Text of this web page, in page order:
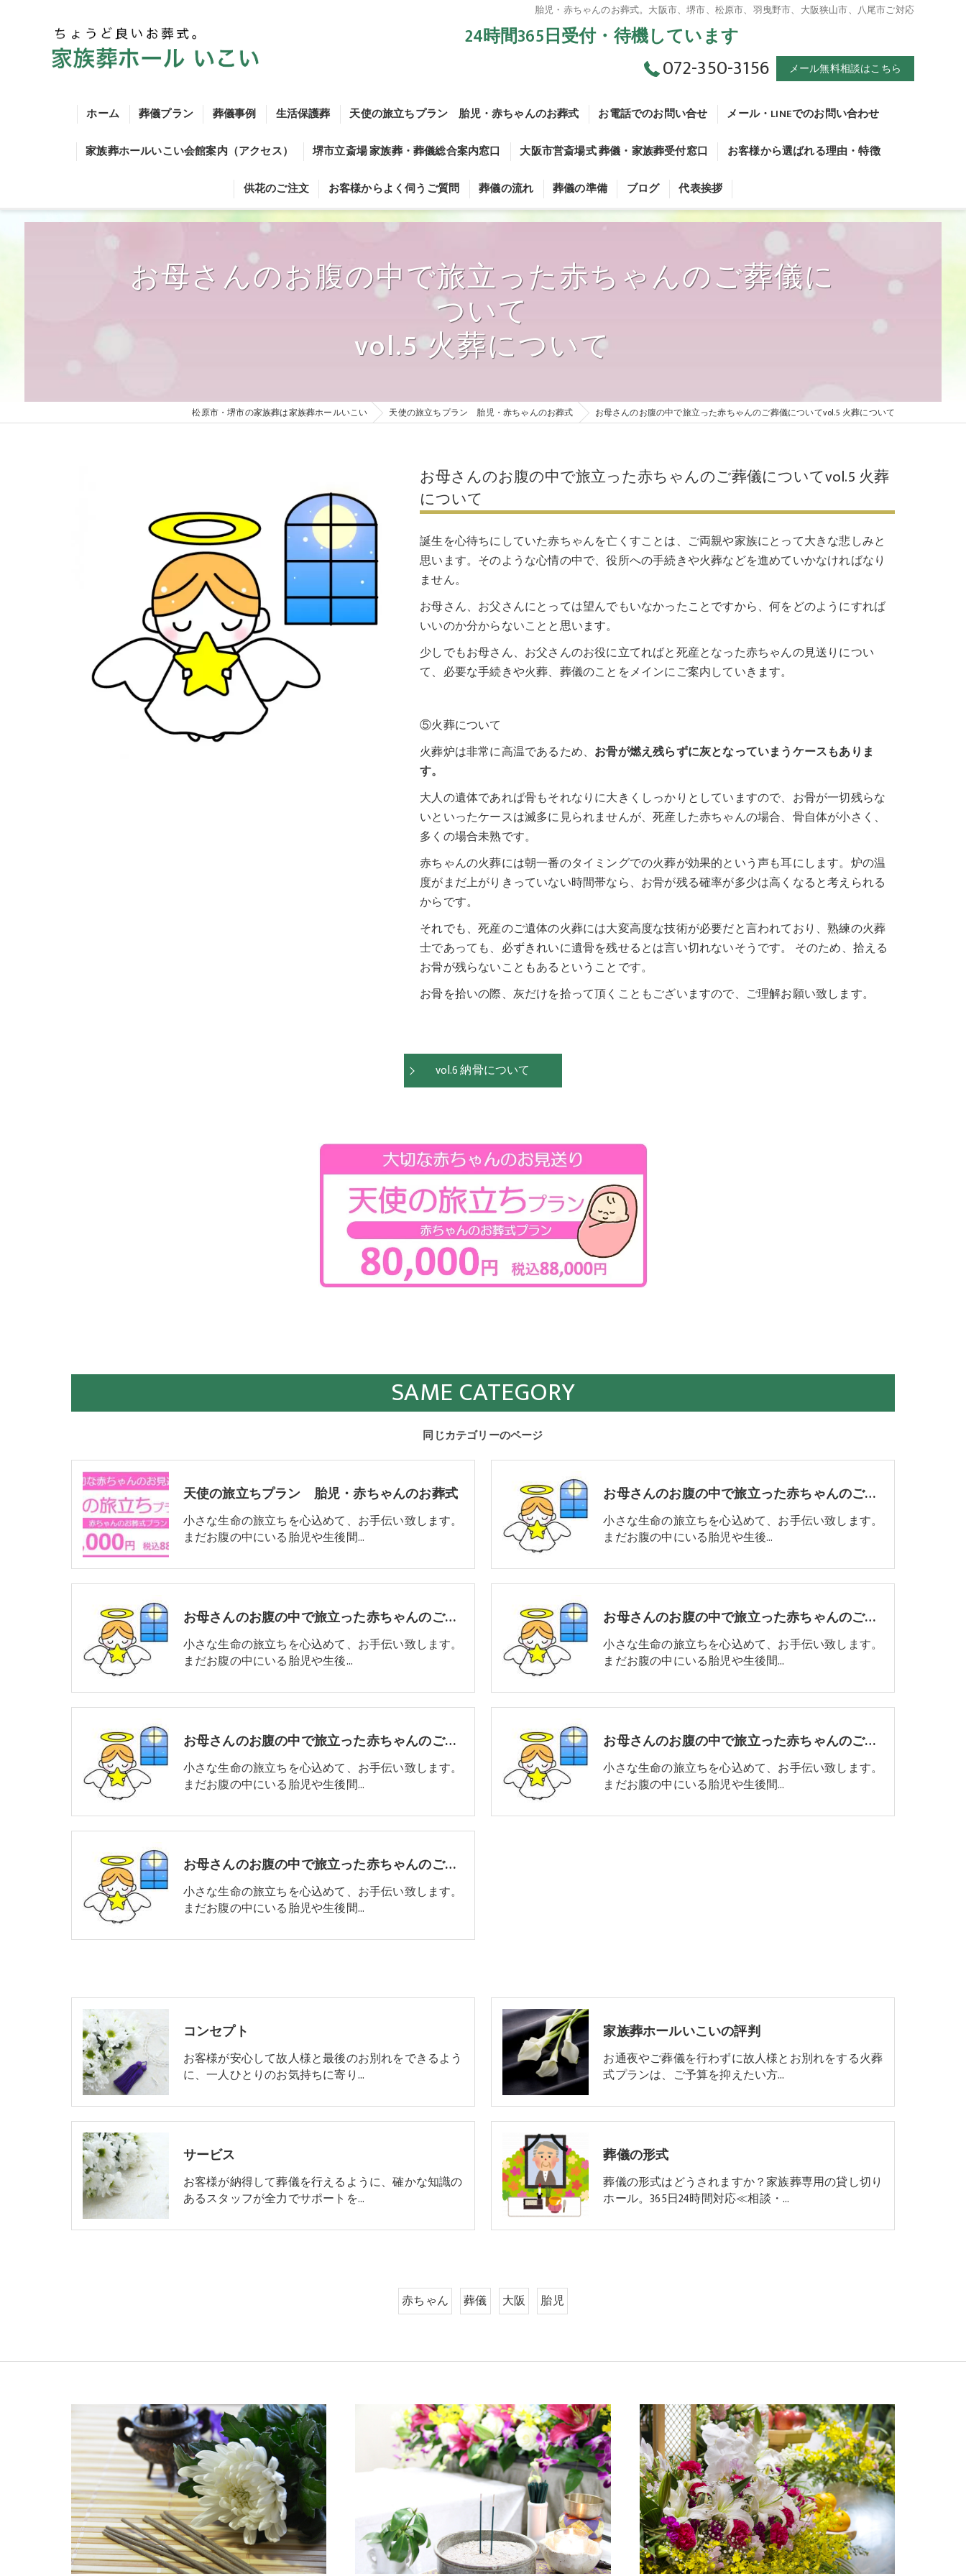
胎児・赤ちゃんのお葬式。大阪市、堺市、松原市、羽曳野市、大阪狭山市、八尾市ご対応
24時間365日受付・待機しています
072-350-3156 メール無料相談はこちら
ホーム 葬儀プラン
一日葬プラン
家族葬シンプルプラン
葬儀事例 生活保護葬 天使の旅立ちプラン 胎児・赤ちゃんのお葬式
お母さんのお腹の中で旅立った赤ちゃんのご葬儀についてvol.1 死産とは
お母さんのお腹の中で旅立った赤ちゃんのご葬儀についてvol.2 火葬手続きについて
お母さんのお腹の中で旅立った赤ちゃんのご葬儀についてvol.3 葬儀について
お母さんのお腹の中で旅立った赤ちゃんのご葬儀についてvol.4 副葬品について
お母さんのお腹の中で旅立った赤ちゃんのご葬儀についてvol.5 火葬について
お母さんのお腹の中で旅立った赤ちゃんのご葬儀についてvol.6 納骨について
お母さんのお腹の中で旅立った赤ちゃんのご葬儀についてvol.7 水子供養とは
お電話でのお問い合せ メール・LINEでのお問い合わせ
家族葬ホールいこい会館案内（アクセス） 堺市立斎場 家族葬・葬儀総合案内窓口
堺斎場 葬儀・家族葬お電話での問い合せ
堺斎場 メールでのお問い合わせ
堺市立斎場 葬儀プラン
市営斎場 火葬式9.8プラン
市営斎場 火葬式17プラン
市営斎場 一日葬27プラン
市営斎場 家族葬38プラン
市営斎場 家族葬58プラン
市営斎場 いこい68プラン
市営斎場 いこい88プラン
市営斎場 いこい108プラン
市営斎場 いこい128プラン
市営斎場 胡蝶158プラン
堺市民 生活保護葬
堺市立斎場 おすすめ理由
堺市立斎場のよく伺うご質問
堺市立斎場 葬儀の流れ
堺市立斎場 お葬式のご準備
ご宗旨ご宗派の確認
葬儀社と打合せの時に、必要なもの
ご遺影のお写真を選ぶ
棺の中に入れてあげる物
お葬式のお声掛け
大阪市営斎場式 葬儀・家族葬受付窓口
【大阪市営斎場】葬儀・家族葬問合せ窓口
お客様から選ばれる理由・特徴
供花のご注文 お客様からよく伺うご質問 葬儀の流れ 葬儀の準備
葬儀の形式
戒名の付け方
ご安置先
葬儀までに必要な現金
副葬品
参列者のリストアップ
ブログ 代表挨拶
お母さんのお腹の中で旅立った赤ちゃんのご葬儀に
ついて
vol.5 火葬について
松原市・堺市の家族葬は家族葬ホールいこい 天使の旅立ちプラン 胎児・赤ちゃんのお葬式 お母さんのお腹の中で旅立った赤ちゃんのご葬儀についてvol.5 火葬について
お母さんのお腹の中で旅立った赤ちゃんのご葬儀についてvol.5 火葬
について
誕生を心待ちにしていた赤ちゃんを亡くすことは、ご両親や家族にとって大きな悲しみと
思います。そのような心情の中で、役所への手続きや火葬などを進めていかなければなり
ません。
お母さん、お父さんにとっては望んでもいなかったことですから、何をどのようにすれば
いいのか分からないことと思います。
少しでもお母さん、お父さんのお役に立てればと死産となった赤ちゃんの見送りについ
て、必要な手続きや火葬、葬儀のことをメインにご案内していきます。
⑤火葬について
火葬炉は非常に高温であるため、 お骨が燃え残らずに灰となっていまうケースもありま
す。
大人の遺体であれば骨もそれなりに大きくしっかりとしていますので、お骨が一切残らな
いといったケースは滅多に見られませんが、死産した赤ちゃんの場合、骨自体が小さく、
多くの場合未熟です。
赤ちゃんの火葬には朝一番のタイミングでの火葬が効果的という声も耳にします。炉の温
度がまだ上がりきっていない時間帯なら、お骨が残る確率が多少は高くなると考えられる
からです。
それでも、死産のご遺体の火葬には大変高度な技術が必要だと言われており、熟練の火葬
士であっても、必ずきれいに遺骨を残せるとは言い切れないそうです。 そのため、拾える
お骨が残らないこともあるということです。
お骨を拾いの際、灰だけを拾って頂くこともございますので、ご理解お願い致します。
vol.6 納骨について
同じカテゴリーのページ
SAME CATEGORY
天使の旅立ちプラン 胎児・赤ちゃんのお葬式
小さな生命の旅立ちを心込めて、お手伝い致します。
まだお腹の中にいる胎児や生後間…
お母さんのお腹の中で旅立った赤ちゃんのご葬儀についてvol.1 死産とは
小さな生命の旅立ちを心込めて、お手伝い致します。
まだお腹の中にいる胎児や生後…
お母さんのお腹の中で旅立った赤ちゃんのご葬儀についてvol.2 火葬手続きについて
小さな生命の旅立ちを心込めて、お手伝い致します。
まだお腹の中にいる胎児や生後…
お母さんのお腹の中で旅立った赤ちゃんのご葬儀についてvol.3 葬儀について
小さな生命の旅立ちを心込めて、お手伝い致します。
まだお腹の中にいる胎児や生後間…
お母さんのお腹の中で旅立った赤ちゃんのご葬儀についてvol.4 副葬品について
小さな生命の旅立ちを心込めて、お手伝い致します。
まだお腹の中にいる胎児や生後間…
お母さんのお腹の中で旅立った赤ちゃんのご葬儀についてvol.6 納骨について
小さな生命の旅立ちを心込めて、お手伝い致します。
まだお腹の中にいる胎児や生後間…
お母さんのお腹の中で旅立った赤ちゃんのご葬儀についてvol.7 水子供養とは
小さな生命の旅立ちを心込めて、お手伝い致します。
まだお腹の中にいる胎児や生後間…
コンセプト
お客様が安心して故人様と最後のお別れをできるよう
に、一人ひとりのお気持ちに寄り…
家族葬ホールいこいの評判
お通夜やご葬儀を行わずに故人様とお別れをする火葬
式プランは、ご予算を抑えたい方…
サービス
お客様が納得して葬儀を行えるように、確かな知識の
あるスタッフが全力でサポートを…
葬儀の形式
葬儀の形式はどうされますか？家族葬専用の貸し切り
ホール。365日24時間対応≪相談・…
赤ちゃん 葬儀 大阪 胎児